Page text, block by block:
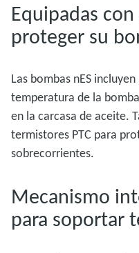
Equipadas
proteger su
Las bombas nES
temperatura de la
en la carcasa de aceite.
termistores PTC para
sobrecorrientes.
Mecanismo
para soportar